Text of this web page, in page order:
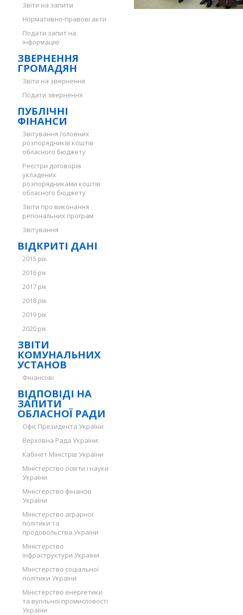
Звіти на запити
Нормативно-правові акти
Подати запит на
інформацію
ЗВЕРНЕННЯ
ГРОМАДЯН
Звіти на звернення
Подати звернення
ПУБЛІЧНІ
ФІНАНСИ
Звітування головних
розпорядників коштів
обласного бюджету
Реєстри договорів
укладених
розпорядниками коштів
обласного бюджету
Звіти про виконання
регіональних програм
Звітування
ВІДКРИТІ ДАНІ
2015 рік
2016 рік
2017 рік
2018 рік
2019 рік
2020 рік
ЗВІТИ
КОМУНАЛЬНИХ
УСТАНОВ
Фінансові
ВІДПОВІДІ НА
ЗАПИТИ
ОБЛАСНОЇ РАДИ
Офіс Президента України
Верховна Рада України:
Кабінет Міністрів України
Міністерство освіти і науки
України
Міністерство фінансів
України
Міністерство аграрної
політики та
продовольства України
Міністерство
інфраструктури України
Міністерство соціальної
політики України
Міністерство енергетики
та вугільної промисловості
України